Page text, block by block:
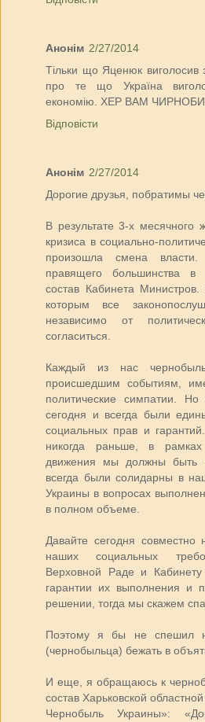
Анонім 2/27/2014
Тільки що Яценюк виголосив
про те що Україна
економію. ХЕР ВАМ
Відповісти
Анонім 2/27/2014
Дорогие друзья, побратимы
В результате 3-х месячного
кризиса в социально-
произошла смена
правящего большинства
состав Кабинета
которым все
независимо от
согласиться.
Каждый из нас
происшедшим событиям,
политические симпатии.
сегодня и всегда были
социальных прав и
никогда раньше, в рамках
движения мы должны
всегда были солидарны в
Украины в вопросах
в полном объеме.
Давайте сегодня
наших социальных
Верховной Раде и
гарантии их выполнения и
решении, тогда мы скажем
Поэтому я бы не спешил
(чернобыльца) бежать в
И еще, я обращаюсь к
состав Харьковской
Чернобыль Украины»: